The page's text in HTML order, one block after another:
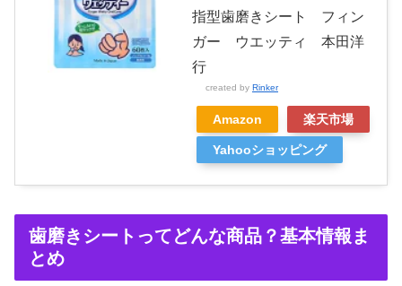
指型歯磨きシート フィン
ガー ウエッティ 本田洋
行
created by Rinker
Amazon 楽天市場
Yahooショッピング
歯磨きシートってどんな商品？基本情報ま
とめ